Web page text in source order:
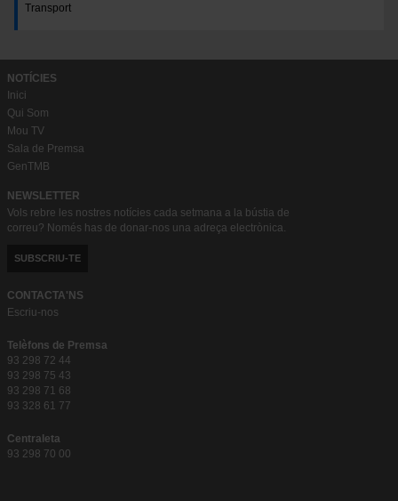
Transport
NOTÍCIES
Inici
Qui Som
Mou TV
Sala de Premsa
GenTMB
NEWSLETTER
Vols rebre les nostres notícies cada setmana a la bústia de
correu? Només has de donar-nos una adreça electrònica.
SUBSCRIU-TE
CONTACTA'NS
Escriu-nos
Telèfons de Premsa
93 298 72 44
93 298 75 43
93 298 71 68
93 328 61 77
Centraleta
93 298 70 00